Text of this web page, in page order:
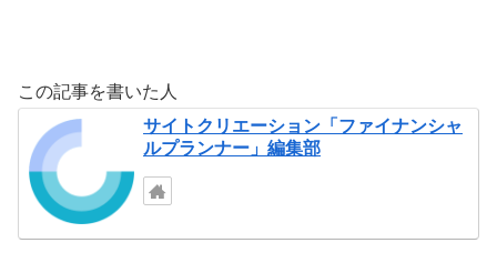
この記事を書いた人
サイトクリエーション「ファイナンシャ
ルプランナー」編集部